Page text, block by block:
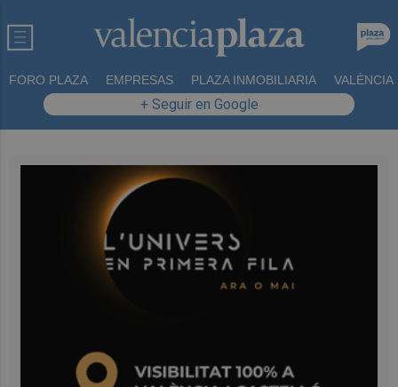
FORO PLAZA EMPRESAS PLAZA INMOBILIARIA VALÈNCIA
+ Seguir en Google